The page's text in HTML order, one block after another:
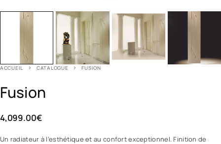
ACCUEIL CATALOGUE FUSION
Fusion
4,099.00€
Un radiateur à l’esthétique et au confort exceptionnel. Finition de